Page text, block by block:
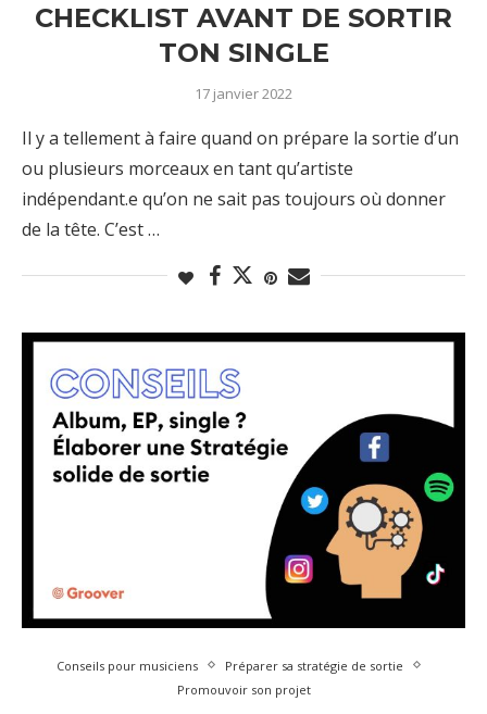
CHECKLIST AVANT DE SORTIR
TON SINGLE
17 janvier 2022
Il y a tellement à faire quand on prépare la sortie d’un
ou plusieurs morceaux en tant qu’artiste
indépendant.e qu’on ne sait pas toujours où donner
de la tête. C’est …
Conseils pour musiciens
Préparer sa stratégie de sortie
Promouvoir son projet